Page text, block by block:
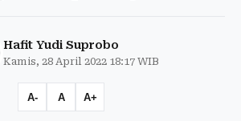
Hafit Yudi Suprobo
Kamis, 28 April 2022 18:17 WIB
A- A A+